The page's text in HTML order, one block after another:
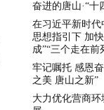
奋进的唐山·“十
在习近平新时代
思想指引下 加
成”“三个走在前
牢记嘱托 感恩
之美 唐山之新”
大力优化营商